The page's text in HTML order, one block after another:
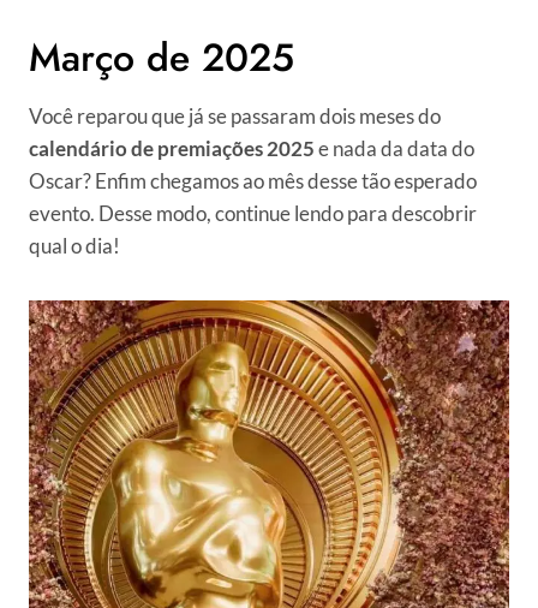
Março de 2025
Você reparou que já se passaram dois meses do
calendário de premiações 2025e nada da data do
Oscar? Enfim chegamos ao mês desse tão esperado
evento. Desse modo, continue lendo para descobrir
qual o dia!